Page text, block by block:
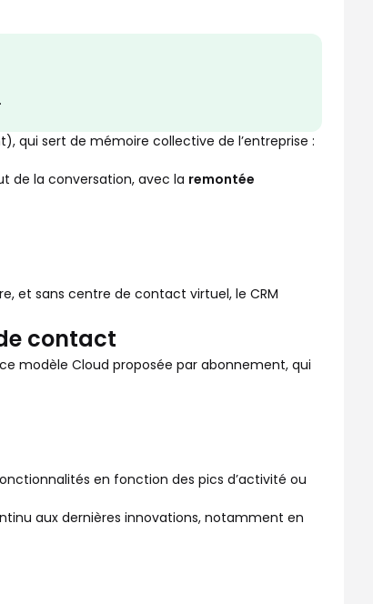
qui sert de mémoire collective de l’entreprise :
de la conversation, avec la remontée
et sans centre de contact virtuel, le CRM
contact
modèle Cloud proposée par abonnement, qui
en fonction des pics d’activité ou
aux dernières innovations, notamment en